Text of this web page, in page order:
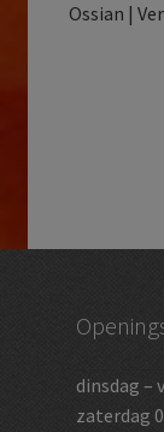
Ossian |
dinsdag –
zaterdag